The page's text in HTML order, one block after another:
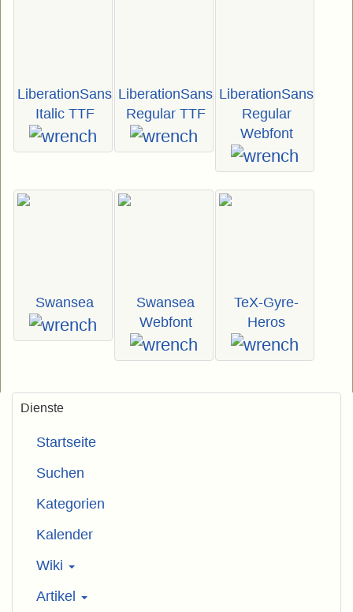
LiberationSans
Italic TTF
LiberationSans
Regular TTF
LiberationSans
Regular
Webfont
Swansea
Swansea
Webfont
TeX-Gyre-
Heros
Dienste
Startseite
Suchen
Kategorien
Kalender
Wiki
Artikel